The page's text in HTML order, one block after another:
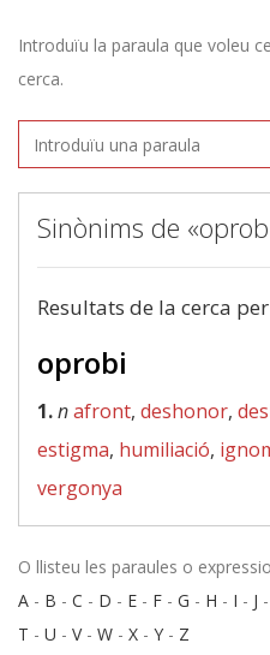
Introduïu la paraula que voleu
cerca.
Sinònims de
Resultats de la cerca
oprobi
1.nafront, deshonor,
estigma, humiliació,
vergonya
O llisteu les paraules o
A - B - C - D - E - F - G - H - I - J -
T - U - V- W - X - Y - Z